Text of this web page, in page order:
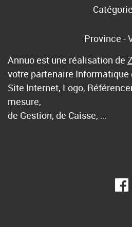
Province -
Annuo est une réalisation de
votre partenaire Informatique
Site Internet, Logo,
mesure,
de Gestion, de Caisse, …